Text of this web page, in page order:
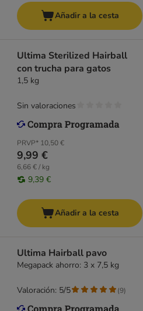
Añadir a la cesta
Ultima Sterilized Hairball
con trucha para gatos
1,5 kg
PRVP* 10,50 €
9,99 €
6,66 € / kg
9,39 €
Sin valoraciones
Añadir a la cesta
Ultima Hairball pavo
Megapack ahorro: 3 x 7,5 kg
Valoración: 5/5 (9)